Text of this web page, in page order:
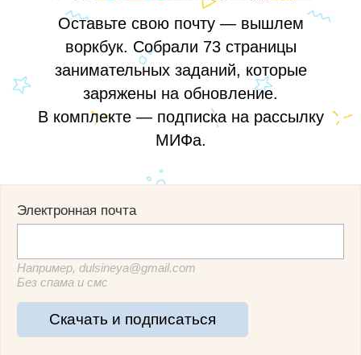
Оставьте свою почту — вышлем
воркбук. Собрали 73 страницы
занимательных заданий, которые
заряжены на обновление.
В комплекте — подписка на рассылку
МИФа.
Электронная почта
Например, dulsineya@gmail.com
Без спама и смс
Скачать и подписаться